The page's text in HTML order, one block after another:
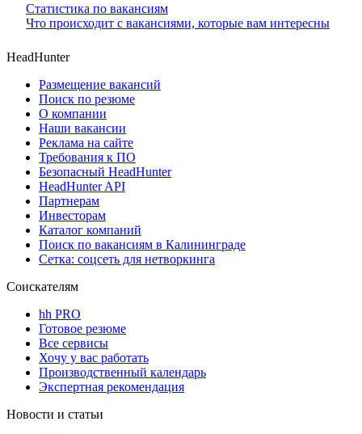
Статистика по вакансиям
Что происходит с вакансиями, которые вам интересны
HeadHunter
Размещение вакансий
Поиск по резюме
О компании
Наши вакансии
Реклама на сайте
Требования к ПО
Безопасный HeadHunter
HeadHunter API
Партнерам
Инвесторам
Каталог компаний
Поиск по вакансиям в Калининграде
Сетка: соцсеть для нетворкинга
Соискателям
hh PRO
Готовое резюме
Все сервисы
Хочу у вас работать
Производственный календарь
Экспертная рекомендация
Новости и статьи